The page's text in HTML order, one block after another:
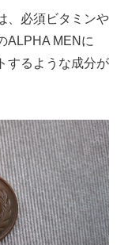
、必須ビタミンや
ALPHA MENに
するような成分が